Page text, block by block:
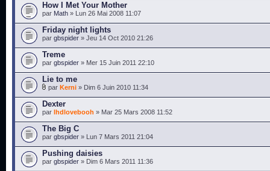
How I Met Your Mother
par Math » Lun 26 Mai 2008 11:07
Friday night lights
par gbspider » Jeu 14 Oct 2010 21:26
Treme
par gbspider » Mer 15 Juin 2011 22:10
Lie to me
par Kerni » Dim 6 Juin 2010 11:34
Dexter
par lhdlovebooh » Mar 25 Mars 2008 11:52
The Big C
par gbspider » Lun 7 Mars 2011 21:04
Pushing daisies
par gbspider » Dim 6 Mars 2011 11:36